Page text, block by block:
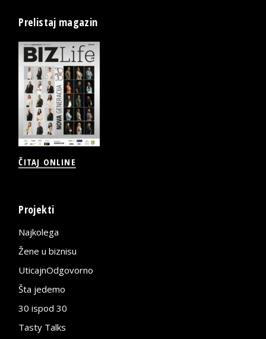
Prelistaj magazin
ČITAJ ONLINE
Projekti
Najkolega
Žene u biznisu
UticajnOdgovorno
Šta jedemo
30 ispod 30
Tasty Talks